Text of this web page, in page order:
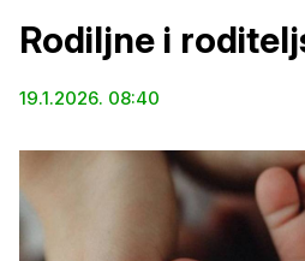
Rodiljne i
19.1.2026. 08:40